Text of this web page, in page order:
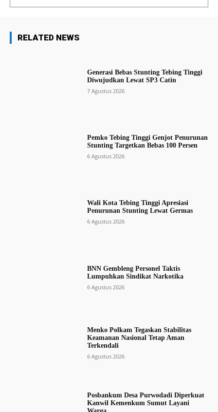
RELATED NEWS
Generasi Bebas Stunting Tebing Tinggi
Diwujudkan Lewat SP3 Catin
7 Agustus 2026
Pemko Tebing Tinggi Genjot Penurunan
Stunting Targetkan Bebas 100 Persen
6 Agustus 2026
Wali Kota Tebing Tinggi Apresiasi
Penurunan Stunting Lewat Germas
6 Agustus 2026
BNN Gembleng Personel Taktis
Lumpuhkan Sindikat Narkotika
6 Agustus 2026
Menko Polkam Tegaskan Stabilitas
Keamanan Nasional Tetap Aman
Terkendali
6 Agustus 2026
Posbankum Desa Purwodadi Diperkuat
Kanwil Kemenkum Sumut Layani